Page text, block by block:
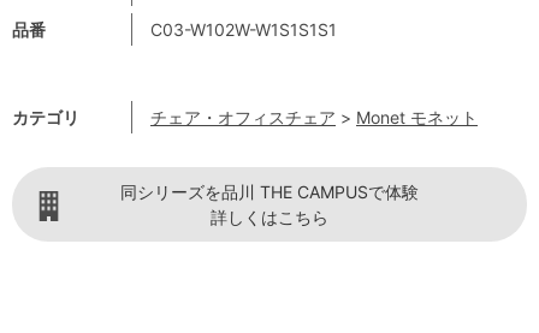
品番
C03-W102W-W1S1S1S1
カテゴリ チェア・オフィスチェア > Monet モネット
同シリーズを品川 THE CAMPUSで体験
詳しくはこちら